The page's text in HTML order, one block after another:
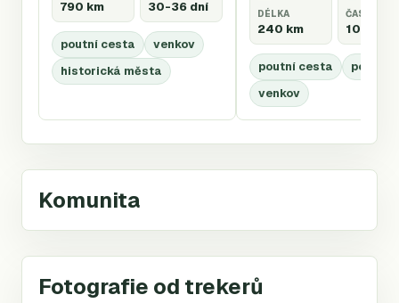
790 km 30-36 dní
poutní cesta
venkov
historická města
DÉLKA
240 km
ČAS
10-14
poutní cesta
pobřeží
venkov
Komunita
Fotografie od trekerů